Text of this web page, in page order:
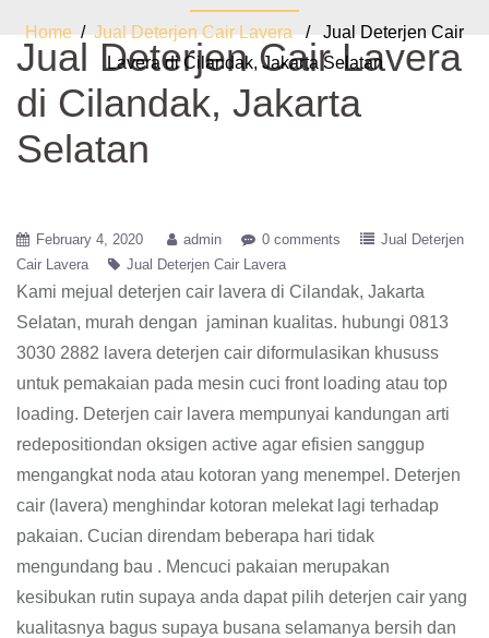
Home / Jual Deterjen Cair Lavera / Jual Deterjen Cair
Lavera di Cilandak, Jakarta Selatan
Jual Deterjen Cair Lavera
di Cilandak, Jakarta
Selatan
February 4, 2020 admin 0 comments
Jual Deterjen
Cair Lavera
Jual Deterjen Cair Lavera
Kami mejual deterjen cair lavera di Cilandak, Jakarta
Selatan, murah dengan jaminan kualitas. hubungi 0813
3030 2882 lavera deterjen cair diformulasikan khususs
untuk pemakaian pada mesin cuci front loading atau top
loading. Deterjen cair lavera mempunyai kandungan arti
redepositiondan oksigen active agar efisien sanggup
mengangkat noda atau kotoran yang menempel. Deterjen
cair (lavera) menghindar kotoran melekat lagi terhadap
pakaian. Cucian direndam beberapa hari tidak
mengundang bau . Mencuci pakaian merupakan
kesibukan rutin supaya anda dapat pilih deterjen cair yang
kualitasnya bagus supaya busana selamanya bersih dan